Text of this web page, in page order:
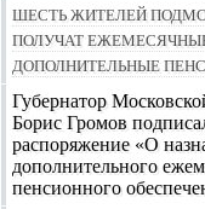
Шесть жителей
получат
дополнительные
Губернатор
Борис Громов
распоряжение «О
дополнительного
пенсионного